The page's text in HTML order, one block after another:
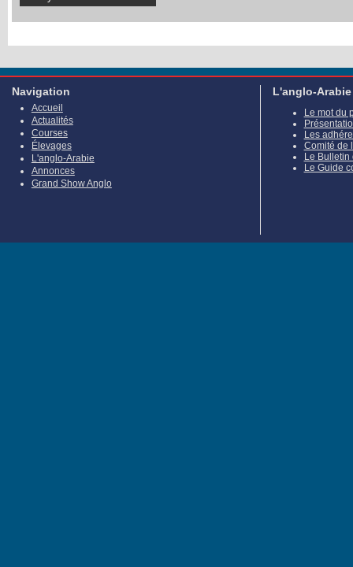
Navigation
Accueil
Actualités
Courses
Élevages
L'anglo-Arabie
Annonces
Grand Show Anglo
L'anglo-Arabie
Le mot du
Les
Comité de
Le Bulletin
Le Guide